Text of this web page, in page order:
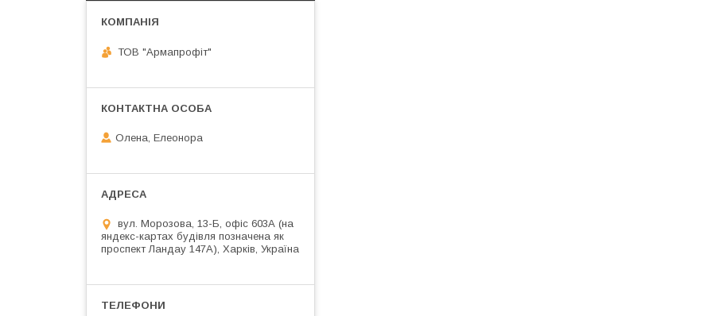
ТОВ "Армапрофіт"
Олена, Елеонора
вул. Морозова, 13-Б, офіс 603А (на
яндекс-картах будівля позначена як
проспект Ландау 147А), Харків, Україна